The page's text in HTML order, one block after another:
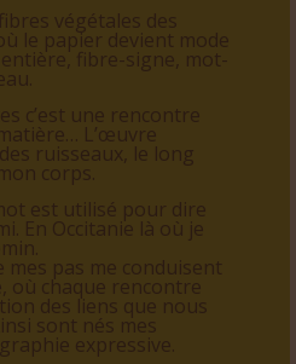
végétales des
le papier devient mode
fibre-signe, mot-
c’est une rencontre
L’œuvre
ruisseaux, le long
corps.
est utilisé pour dire
En Occitanie là où je
mes pas me conduisent
où chaque rencontre
des liens que nous
sont nés mes
expressive.